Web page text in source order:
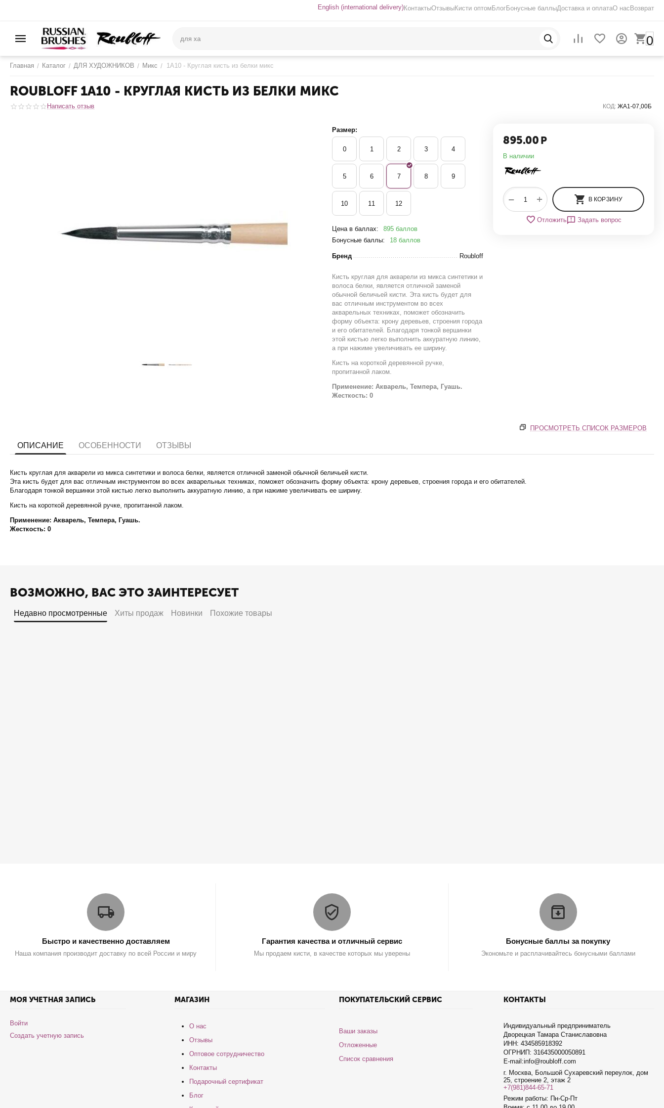
English (international delivery)КонтактыОтзывыКисти оптомБлогБонусные баллыДоставка и оплатаО насВозврат
0
Главная / Каталог / ДЛЯ ХУДОЖНИКОВ / Микс / 1A10 - Круглая кисть из белки микс
ROUBLOFF 1A10 - КРУГЛАЯ КИСТЬ ИЗ БЕЛКИ МИКС
Написать отзыв КОД: ЖA1-07,00Б
Размер:
0 1 2 3 4
5 6 7 8 9
10 11 12
Цена в баллах:
895 баллов
Бонусные баллы:
18 баллов
Бренд Roubloff
Кисть круглая для акварели из микса синтетики и
волоса белки, является отличной заменой
обычной беличьей кисти. Эта кисть будет для
вас отличным инструментом во всех
акварельных техниках, поможет обозначить
форму объекта: крону деревьев, строения города
и его обитателей. Благодаря тонкой вершинки
этой кистью легко выполнить аккуратную линию,
а при нажиме увеличивать ее ширину.
Кисть на короткой деревянной ручке,
пропитанной лаком.
Применение: Акварель, Темпера, Гуашь.
Жесткость: 0
895.00 Р
В наличии
+
− В КОРЗИНУ
Отложить Задать вопрос
ПРОСМОТРЕТЬ СПИСОК РАЗМЕРОВ
ОПИСАНИЕ ОСОБЕННОСТИ ОТЗЫВЫ
Кисть круглая для акварели из микса синтетики и волоса белки, является отличной заменой обычной беличьей кисти.
Эта кисть будет для вас отличным инструментом во всех акварельных техниках, поможет обозначить форму объекта: крону деревьев, строения города и его обитателей.
Благодаря тонкой вершинки этой кистью легко выполнить аккуратную линию, а при нажиме увеличивать ее ширину.
Кисть на короткой деревянной ручке, пропитанной лаком.
Применение: Акварель, Темпера, Гуашь.
Жесткость: 0
ВОЗМОЖНО, ВАС ЭТО ЗАИНТЕРЕСУЕТ
Недавно просмотренные Хиты продаж Новинки Похожие товары
Быстро и качественно доставляем
Наша компания производит доставку по всей России и миру
Гарантия качества и отличный сервис
Мы продаем кисти, в качестве которых мы уверены
Бонусные баллы за покупку
Экономьте и расплачивайтесь бонусными баллами
МОЯ УЧЕТНАЯ ЗАПИСЬ
Войти
Создать учетную запись
МАГАЗИН
О нас
Отзывы
Оптовое сотрудничество
Контакты
Подарочный сертификат
Блог
ПОКУПАТЕЛЬСКИЙ СЕРВИС
Ваши заказы
Отложенные
Список сравнения
КОНТАКТЫ
Индивидуальный предприниматель
Дворецкая Тамара Станиславовна
ИНН: 434585918392
ОГРНИП: 316435000050891
E-mail:info@roubloff.com
г. Москва, Большой Сухаревский переулок, дом
25, строение 2, этаж 2
+7(981)844-65-71
Режим работы: Пн-Ср-Пт